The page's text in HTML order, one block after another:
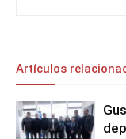
Artículos